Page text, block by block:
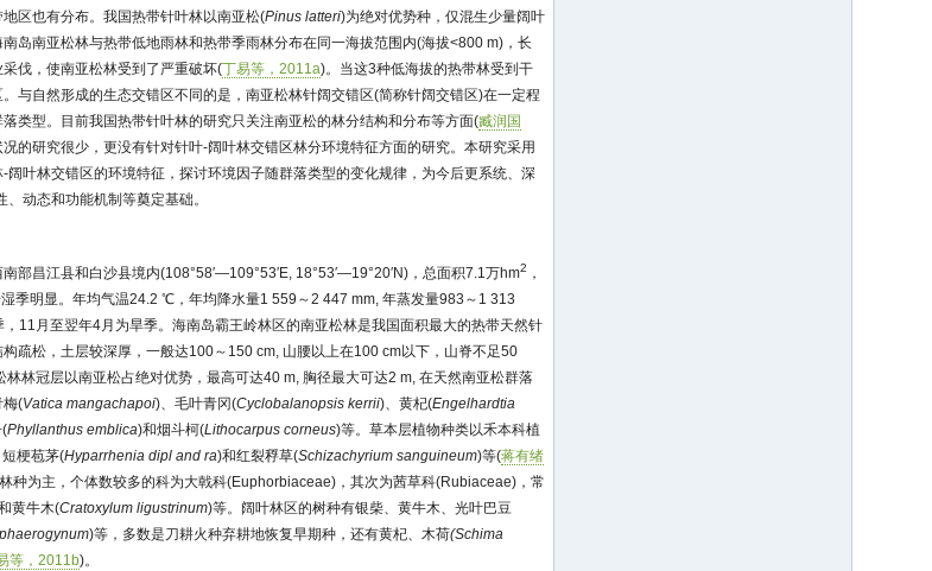
区也有分布。我国热带针叶林以南亚松(Pinus latteri)为绝对优势种，仅混生少量阔叶
岛南亚松林与热带低地雨林和热带季雨林分布在同一海拔范围内(海拔<800 m)，长
伐，使南亚松林受到了严重破坏(丁易等，2011a)。当这3种低海拔的热带林受到干
与自然形成的生态交错区不同的是，南亚松林针阔交错区(简称针阔交错区)在一定程
类型。目前我国热带针叶林的研究只关注南亚松的林分结构和分布等方面(臧润国
的研究很少，更没有针对针叶-阔叶林交错区林分环境特征方面的研究。本研究采用
叶林交错区的环境特征，探讨环境因子随群落类型的变化规律，为今后更系统、深
动态和功能机制等奠定基础。
部昌江县和白沙县境内(108°58′—109°53′E, 18°53′—19°20′N)，总面积7.1万hm2 ，
季明显。年均气温24.2 ℃，年均降水量1 559～2 447 mm, 年蒸发量983～1 313
11月至翌年4月为旱季。海南岛霸王岭林区的南亚松林是我国面积最大的热带天然针
疏松，土层较深厚，一般达100～150 cm, 山腰以上在100 cm以下，山脊不足50
林冠层以南亚松占绝对优势，最高可达40 m, 胸径最大可达2 m, 在天然南亚松群落
梅(Vatica mangachapoi)、毛叶青冈(Cyclobalanopsis kerrii)、黄杞(Engelhardtia
(Phyllanthus emblica)和烟斗柯(Lithocarpus corneus)等。草本层植物种类以禾本科植
短梗苞茅(Hyparrhenia dipl and ra)和红裂稃草(Schizachyrium sanguineum)等(蒋有绪
种为主，个体数较多的科为大戟科(Euphorbiaceae)，其次为茜草科(Rubiaceae)，常
黄牛木(Cratoxylum ligustrinum)等。阔叶林区的树种有银柴、黄牛木、光叶巴豆
)等，多数是刀耕火种弃耕地恢复早期种，还有黄杞、木荷(Schima
等，2011b)。